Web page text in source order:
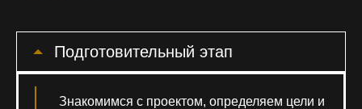
Подготовительный этап
Знакомимся с проектом, определяем цели и